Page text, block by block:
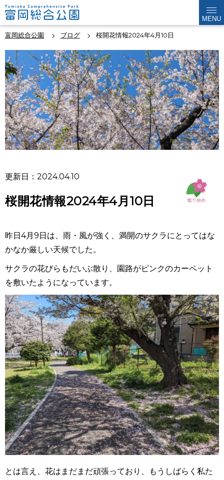
MENU
富岡総合公園 ブログ 桜開花情報2024年4月10日
更新日：2024.04.10
桜開花情報2024年4月10日
昨日4月9日は、雨・風が強く、満開のサクラにとってはな
かなか厳しい天候でした。
サクラの花びらもだいぶ散り、園路がピンクのカーペット
を敷いたようになっています。
とは言え、花はまだまだ頑張っており、もうしばらく私た